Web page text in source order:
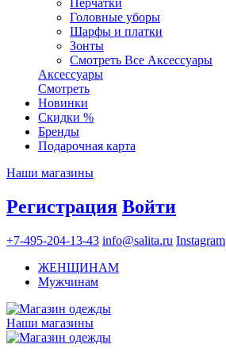
Перчатки
Головные уборы
Шарфы и платки
Зонты
Смотреть Все Аксессуары
Аксессуары
Смотреть
Новинки
Скидки %
Бренды
Подарочная карта
Наши магазины
Регистрация Войти
+7-495-204-13-43 info@salita.ru Instagram
ЖЕНЩИНАМ
Мужчинам
Наши магазины